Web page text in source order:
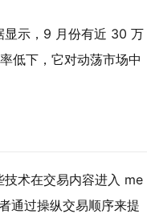
显示，9 月份有近 30 万
低下，它对动荡市场中
术在交易内容进入 me
通过操纵交易顺序来提